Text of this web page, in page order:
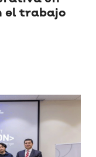
el trabajo